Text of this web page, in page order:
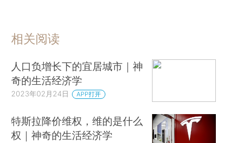
相关阅读
人口负增长下的宜居城市｜神
奇的生活经济学
2023年02月24日 APP打开
特斯拉降价维权，维的是什么
权｜神奇的生活经济学